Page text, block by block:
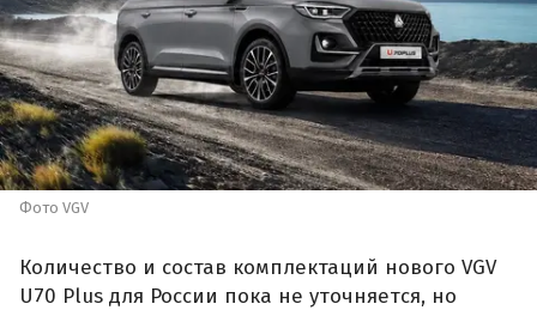
Фото VGV
Количество и состав комплектаций нового VGV
U70 Plus для России пока не уточняется, но